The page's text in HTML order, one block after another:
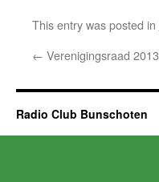
This entry was posted in
← Verenigingsraad 2013
Radio Club Bunschoten